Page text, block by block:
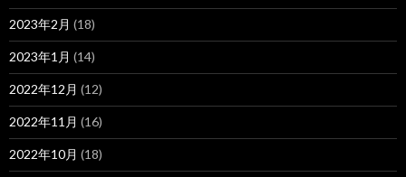
2023年2月 (18)
2023年1月 (14)
2022年12月 (12)
2022年11月 (16)
2022年10月 (18)